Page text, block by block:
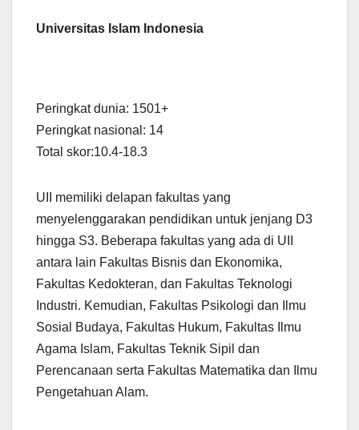
Universitas Islam Indonesia
Peringkat dunia: 1501+
Peringkat nasional: 14
Total skor:10.4-18.3
UII memiliki delapan fakultas yang
menyelenggarakan pendidikan untuk jenjang D3
hingga S3. Beberapa fakultas yang ada di UII
antara lain Fakultas Bisnis dan Ekonomika,
Fakultas Kedokteran, dan Fakultas Teknologi
Industri. Kemudian, Fakultas Psikologi dan Ilmu
Sosial Budaya, Fakultas Hukum, Fakultas Ilmu
Agama Islam, Fakultas Teknik Sipil dan
Perencanaan serta Fakultas Matematika dan Ilmu
Pengetahuan Alam.